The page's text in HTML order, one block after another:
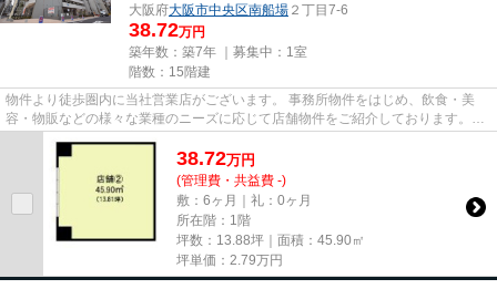
大阪府大阪市中央区南船場 ２丁目7-6
38.72万円
築年数：築7年 ｜募集中： 1室
階数：15階建
物件より徒歩圏内に当社営業店がございます。 事務所物件をはじめ、飲食・美
容・物販などの様々な業種のニーズに応じて店舗物件をご紹介しております。
尚、弊社ではおとり広告は一切...
38.72万円
(管理費・共益費 -)
敷：6ヶ月｜礼：0ヶ月
所在階：1階
坪数：13.88坪｜面積：45.90㎡
坪単価： 2.79万円